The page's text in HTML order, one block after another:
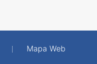
Mapa Web